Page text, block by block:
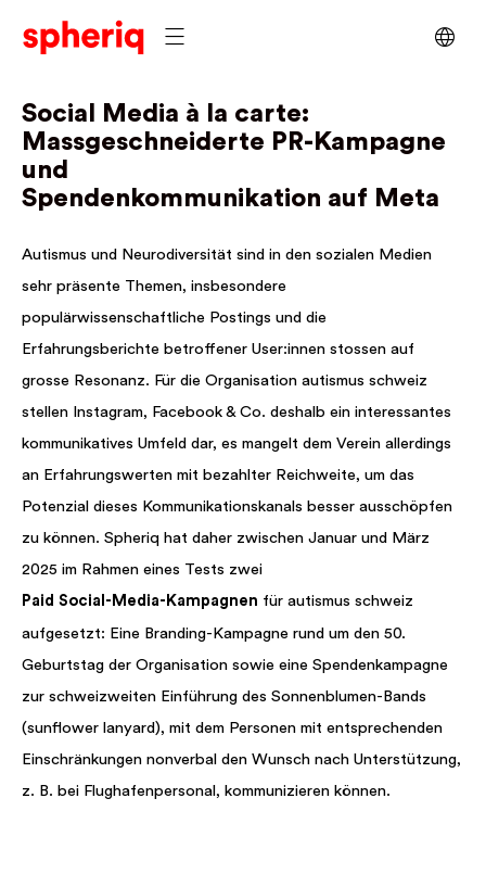
Social Media à la carte:
Massgeschneiderte PR-Kampagne
und
Spendenkommunikation auf Meta
Autismus und Neurodiversität sind in den sozialen Medien
sehr präsente Themen, insbesondere
populärwissenschaftliche Postings und die
Erfahrungsberichte betroffener User:innen stossen auf
grosse Resonanz. Für die Organisation autismus schweiz
stellen Instagram, Facebook & Co. deshalb ein interessantes
kommunikatives Umfeld dar, es mangelt dem Verein allerdings
an Erfahrungswerten mit bezahlter Reichweite, um das
Potenzial dieses Kommunikationskanals besser ausschöpfen
zu können. Spheriq hat daher zwischen Januar und März
2025 im Rahmen eines Tests zwei
Paid Social-Media-Kampagnen für autismus schweiz
aufgesetzt: Eine Branding-Kampagne rund um den 50.
Geburtstag der Organisation sowie eine Spendenkampagne
zur schweizweiten Einführung des Sonnenblumen-Bands
(sunflower lanyard), mit dem Personen mit entsprechenden
Einschränkungen nonverbal den Wunsch nach Unterstützung,
z. B. bei Flughafenpersonal, kommunizieren können.